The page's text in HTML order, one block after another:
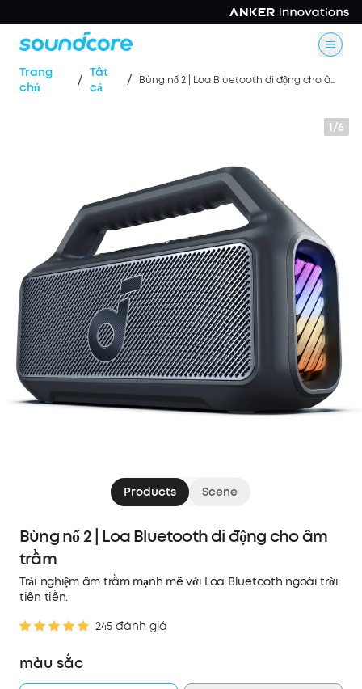
Trang
chủ
/ Tất
cả
/ Bùng nổ 2 | Loa Bluetooth di động cho âm trầm
1/6
Products Scene
Bùng nổ 2 | Loa Bluetooth di động cho âm
trầm
Trải nghiệm âm trầm mạnh mẽ với Loa Bluetooth ngoài trời
tiên tiến.
245 đánh giá
màu sắc